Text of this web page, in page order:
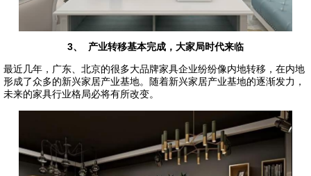
3、 产业转移基本完成，大家局时代来临
最近几年，广东、北京的很多大品牌家具企业纷纷像内地转移，在内地
形成了众多的新兴家居产业基地。随着新兴家居产业基地的逐渐发力，
未来的家具行业格局必将有所改变。